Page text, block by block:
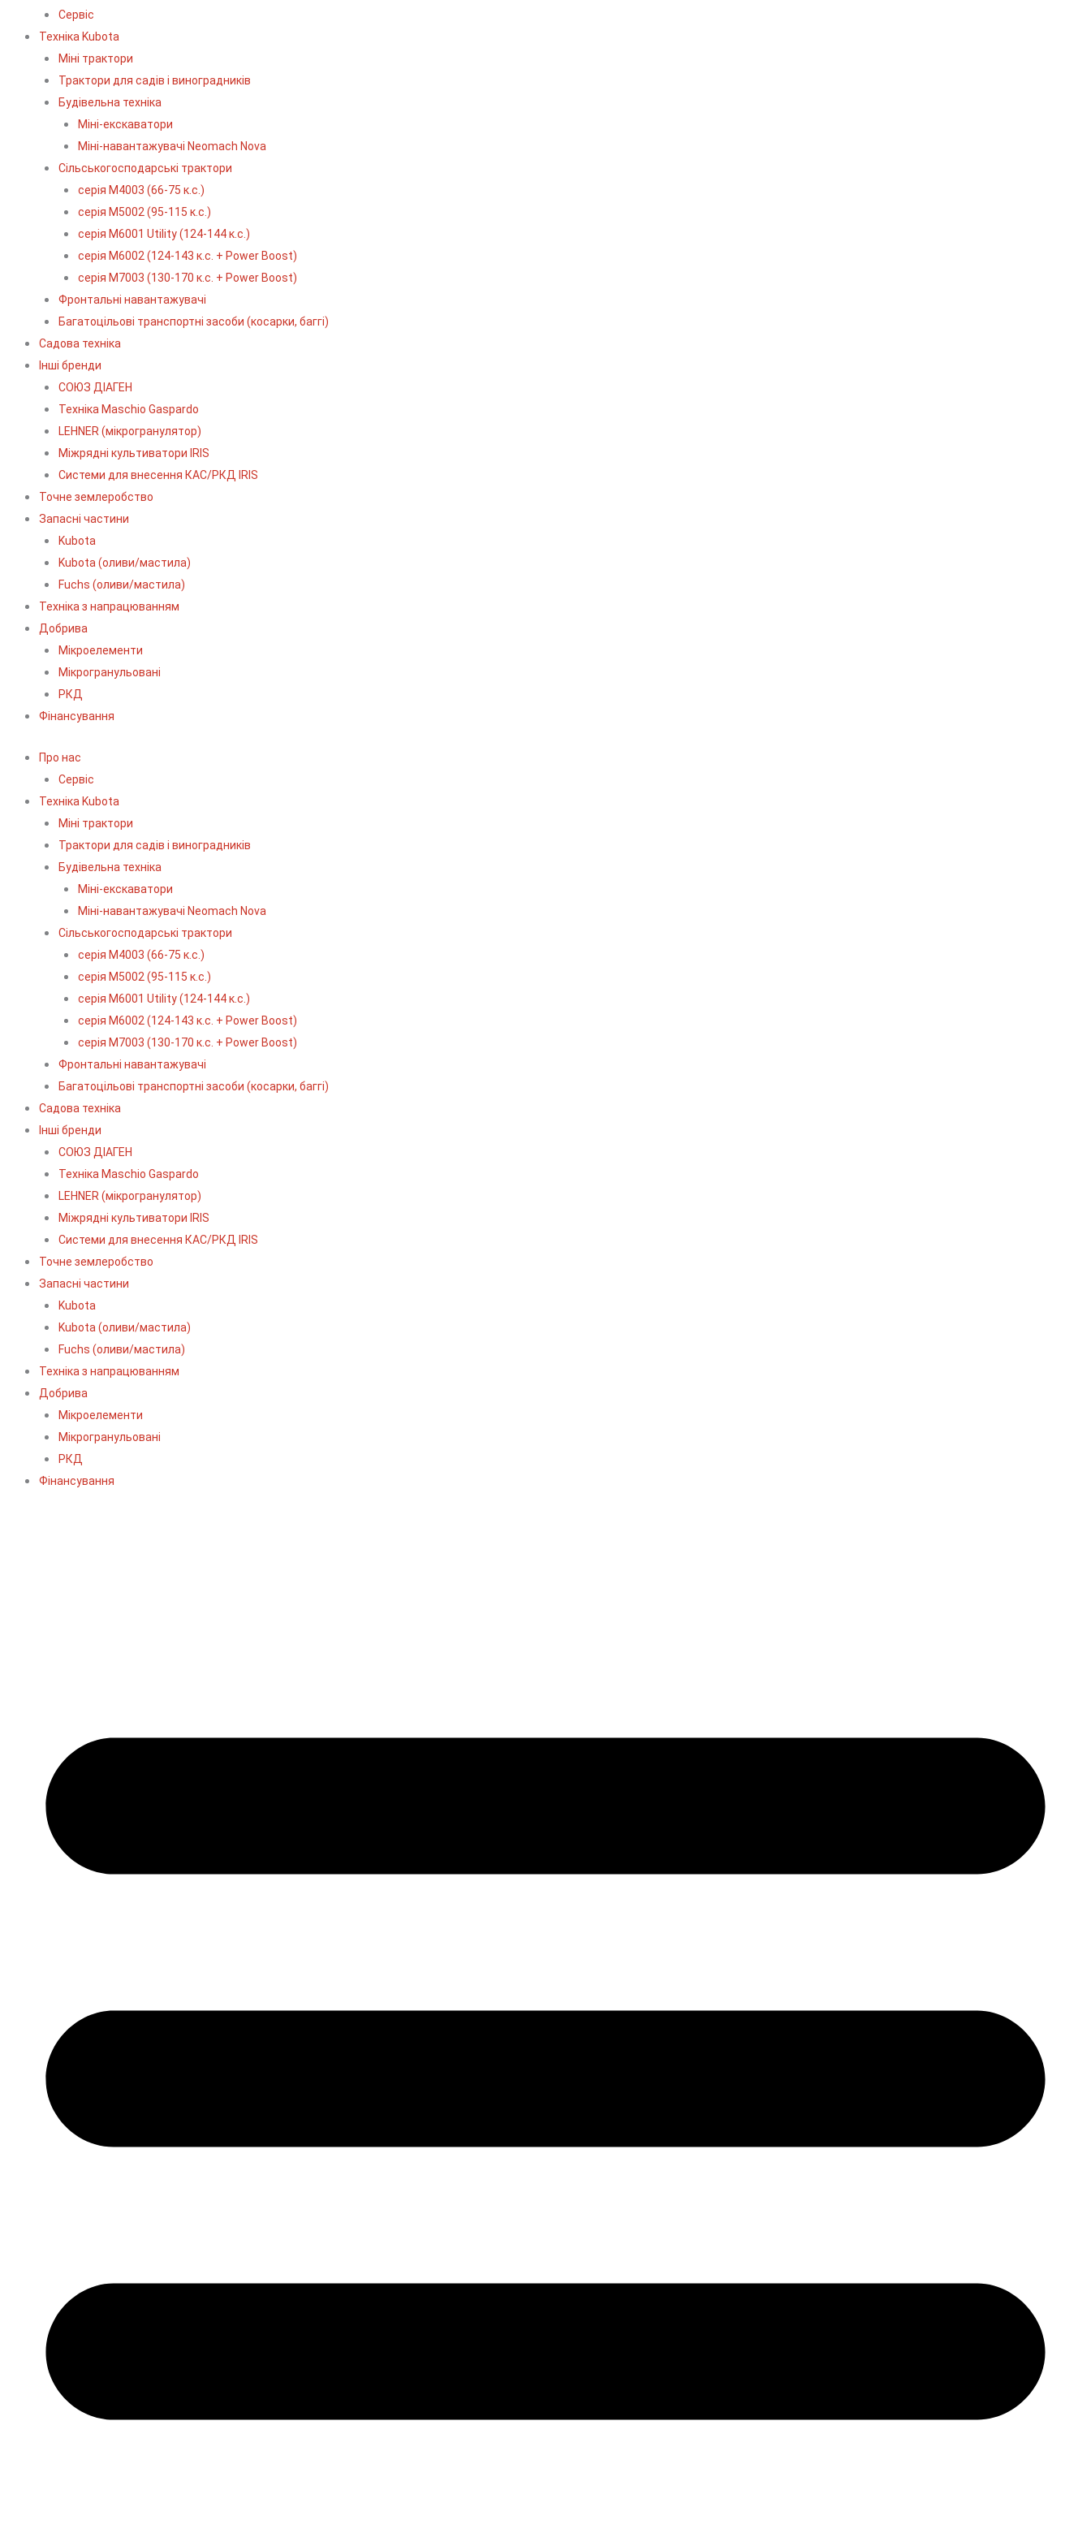
Сервіс
Технiка Kubota
Міні трактори
Трактори для садів і виноградників
Будівельна техніка
Міні-екскаватори
Міні-навантажувачі Neomach Nova
Сільськогосподарські трактори
серія М4003 (66-75 к.с.)
серія М5002 (95-115 к.с.)
серія M6001 Utility (124-144 к.с.)
серія М6002 (124-143 к.с. + Power Boost)
серія М7003 (130-170 к.с. + Power Boost)
Фронтальні навантажувачі
Багатоцільові транспортні засоби (косарки, баггі)
Садова техніка
Інші бренди
СОЮЗ ДІАГЕН
Техніка Maschio Gaspardo
LEHNER (мікрогранулятор)
Міжрядні культиватори IRIS
Системи для внесення КАС/РКД IRIS
Точне землеробство
Запасні частини
Kubota
Kubota (оливи/мастила)
Fuchs (оливи/мастила)
Техніка з напрацюванням
Добрива
Мікроелементи
Мікрогранульовані
РКД
Фінансування
Про нас
Сервіс
Технiка Kubota
Міні трактори
Трактори для садів і виноградників
Будівельна техніка
Міні-екскаватори
Міні-навантажувачі Neomach Nova
Сільськогосподарські трактори
серія М4003 (66-75 к.с.)
серія М5002 (95-115 к.с.)
серія M6001 Utility (124-144 к.с.)
серія М6002 (124-143 к.с. + Power Boost)
серія М7003 (130-170 к.с. + Power Boost)
Фронтальні навантажувачі
Багатоцільові транспортні засоби (косарки, баггі)
Садова техніка
Інші бренди
СОЮЗ ДІАГЕН
Техніка Maschio Gaspardo
LEHNER (мікрогранулятор)
Міжрядні культиватори IRIS
Системи для внесення КАС/РКД IRIS
Точне землеробство
Запасні частини
Kubota
Kubota (оливи/мастила)
Fuchs (оливи/мастила)
Техніка з напрацюванням
Добрива
Мікроелементи
Мікрогранульовані
РКД
Фінансування